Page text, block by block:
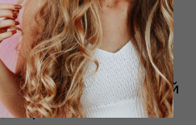
можно по
онлайн в
и размер
В продаже – огромный